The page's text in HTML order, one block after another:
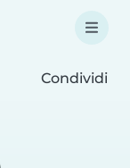
Condividi